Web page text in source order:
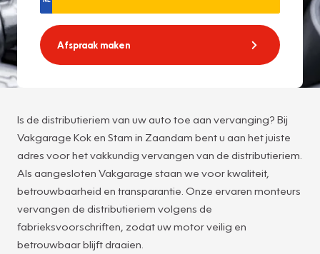
Afspraak maken
Is de distributieriem van uw auto toe aan vervanging? Bij
Vakgarage Kok en Stam in Zaandam bent u aan het juiste
adres voor het vakkundig vervangen van de distributieriem.
Als aangesloten Vakgarage staan we voor kwaliteit,
betrouwbaarheid en transparantie. Onze ervaren monteurs
vervangen de distributieriem volgens de
fabrieksvoorschriften, zodat uw motor veilig en
betrouwbaar blijft draaien.